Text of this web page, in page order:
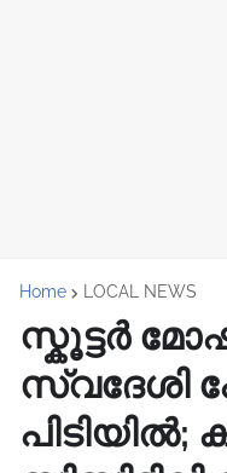
Home LOCAL NEWS
സ്കൂട്ടർ
സ്വദേശി